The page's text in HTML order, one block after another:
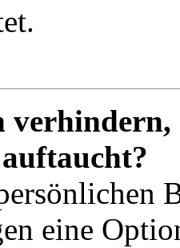
eine